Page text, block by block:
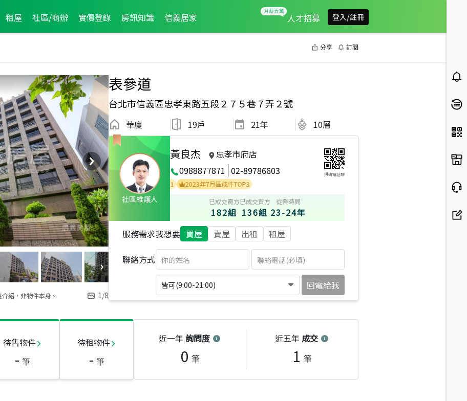
租屋 社區/商辦 實價登錄 房訊知識 信義居家 人才招募 登入/註冊
分享 訂閱
紹，非物件本身。 1/8
表參道
台北市信義區忠孝東路五段２７５巷７弄２號
華廈 19戶 21年 10層
社區維護人
黃良杰
忠孝市府店
0988877871 02-89786603 掃碼電話聊
2024年12月區成件TOP2 2023年10月區成件TOP1
2023年7月區成件TOP3
已成交賣方
182組
已成交買方
136組
從業時間
23-24年
服務需求我想要 買屋 賣屋 出租 租屋
聯絡方式
皆可(9:00-21:00) 回電給我
待售物件
- 筆
待租物件
- 筆
近一年 詢問度
0 筆
近五年 成交
1 筆